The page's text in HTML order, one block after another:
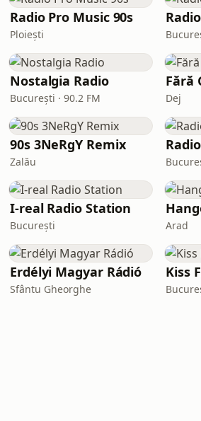
Radio Pro Music 90s
Ploiești
Nostalgia Radio
București · 90.2 FM
Fără
Dej
90s 3NeRgY Remix
Zalău
I-real Radio Station
București Arad
Erdélyi Magyar Rádió
Sfântu Gheorghe
Kiss